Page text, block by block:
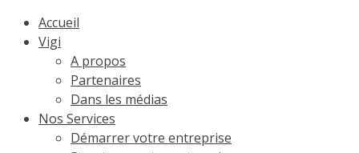
Accueil
Vigi
A propos
Partenaires
Dans les médias
Nos Services
Démarrer votre entreprise